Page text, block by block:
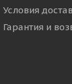
Условия
Гарантия и